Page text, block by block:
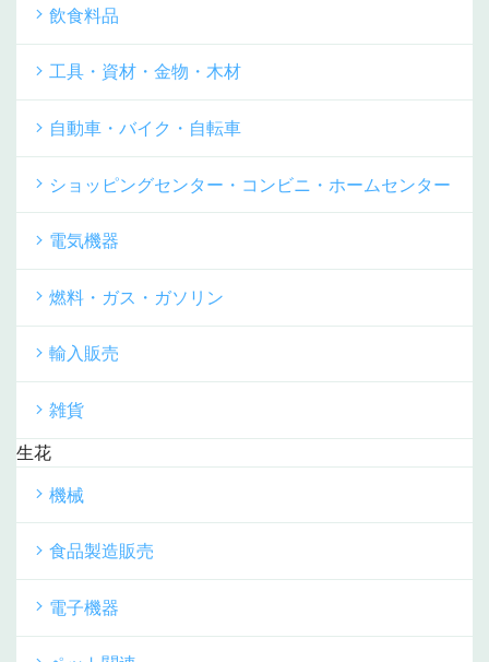
飲食料品
工具・資材・金物・木材
自動車・バイク・自転車
ショッピングセンター・コンビニ・ホームセンター
電気機器
燃料・ガス・ガソリン
輸入販売
雑貨
生花
機械
食品製造販売
電子機器